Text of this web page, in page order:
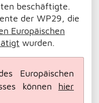
beschäftigte.
der WP29, die
Europäischen
wurden.
Europäischen
können hier